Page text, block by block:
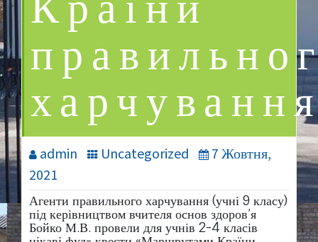
admin Uncategorized
7 Жовтня,
2021
Агенти правильного харчування (учні 9 класу)
під керівництвом вчителя основ здоров’я
Бойко М.В. провели для учнів 2-4 класів